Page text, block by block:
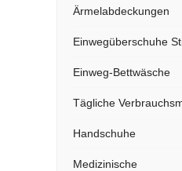
Ärmelabdeckungen
Einwegüberschuhe
Einweg-Bettwäsche
Tägliche
Handschuhe
Medizinische